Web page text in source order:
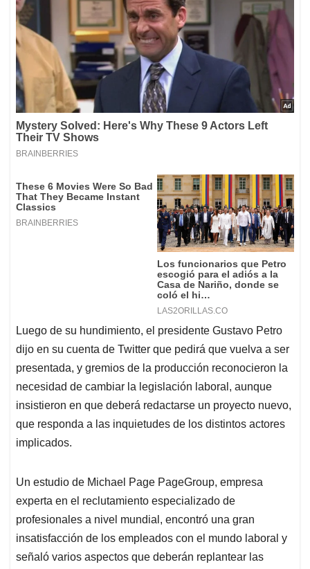
Luego de su hundimiento, el presidente Gustavo Petro
dijo en su cuenta de Twitter que pedirá que vuelva a ser
presentada, y gremios de la producción reconocieron la
necesidad de cambiar la legislación laboral, aunque
insistieron en que deberá redactarse un proyecto nuevo,
que responda a las inquietudes de los distintos actores
implicados.
Un estudio de Michael Page PageGroup, empresa
experta en el reclutamiento especializado de
profesionales a nivel mundial, encontró una gran
insatisfacción de los empleados con el mundo laboral y
señaló varios aspectos que deberán replantear las